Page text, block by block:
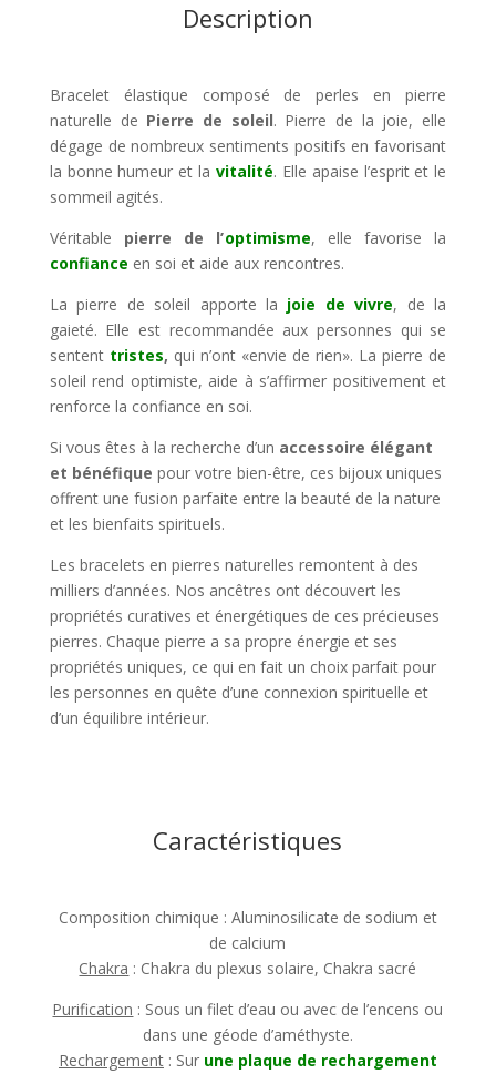
Description
Bracelet élastique composé de perles en pierre
naturelle de Pierre de soleil. Pierre de la joie, elle
dégage de nombreux sentiments positifs en favorisant
la bonne humeur et la vitalité. Elle apaise l’esprit et le
sommeil agités.
Véritable pierre de l’optimisme, elle favorise la
confiance en soi et aide aux rencontres.
La pierre de soleil apporte la joie de vivre, de la
gaieté. Elle est recommandée aux personnes qui se
sentent tristes, qui n’ont «envie de rien». La pierre de
soleil rend optimiste, aide à s’affirmer positivement et
renforce la confiance en soi.
Si vous êtes à la recherche d’un accessoire élégant
et bénéfique pour votre bien-être, ces bijoux uniques
offrent une fusion parfaite entre la beauté de la nature
et les bienfaits spirituels.
Les bracelets en pierres naturelles remontent à des
milliers d’années. Nos ancêtres ont découvert les
propriétés curatives et énergétiques de ces précieuses
pierres. Chaque pierre a sa propre énergie et ses
propriétés uniques, ce qui en fait un choix parfait pour
les personnes en quête d’une connexion spirituelle et
d’un équilibre intérieur.
Caractéristiques
Composition chimique : Aluminosilicate de sodium et
de calcium
Chakra : Chakra du plexus solaire, Chakra sacré
Purification : Sous un filet d’eau ou avec de l’encens ou
dans une géode d’améthyste.
Rechargement: Sur une plaque de rechargement